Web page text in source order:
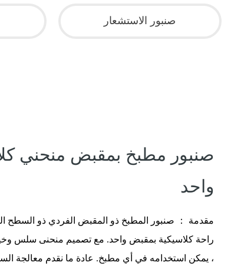
صنبور الاستشعار
صنبور مطبخ بمقبض منحني
واحد
راحة كلاسيكية بمقبض واحد. مع تصميم منحنى سلس
، يمكن استخدامه في أي مطبخ. عادة ما نقدم معالجة